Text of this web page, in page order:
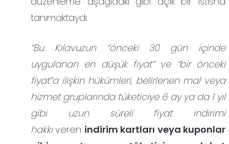
tanımaktaydı.
“Bu Kılavuzun “önceki 30 gün içinde
uygulanan en düşük fiyat” ve “bir önceki
fiyat”a ilişkin hükümleri, belirlenen mal veya
hizmet gruplarında tüketiciye 6 ay ya da 1 yıl
gibi uzun süreli fiyat indirimi
hakkıveren indirim kartları veya kuponlar